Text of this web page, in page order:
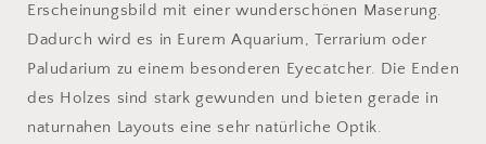
Erscheinungsbild mit einer wunderschönen Maserung.
Dadurch wird es in Eurem Aquarium, Terrarium oder
Paludarium zu einem besonderen Eyecatcher. Die Enden
des Holzes sind stark gewunden und bieten gerade in
naturnahen Layouts eine sehr natürliche Optik.